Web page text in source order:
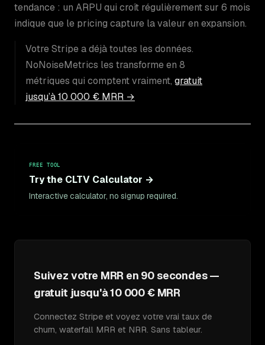
tendance : un ARPU qui croît régulièrement sur 6 mois
indique que le pricing capture la valeur en expansion.
Votre Stripe a déjà toutes les données.
NoNoiseMetrics les transforme en 8
métriques qui comptent vraiment, gratuit
jusqu’à 10 000 € MRR →
FREE TOOL
Try the CLTV Calculator →
Interactive calculator, no signup required.
Suivez votre MRR en 90 secondes —
gratuit jusqu'à 10 000 € MRR
Connectez Stripe et voyez votre vrai taux de
churn, waterfall MRR et NRR. Sans tableur.